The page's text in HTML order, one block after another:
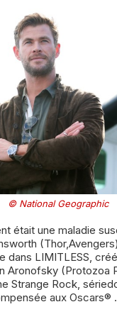
© National Geographic
dans LIMITLESS,
Aronofsky (Protozoa
Strange Rock,
aux Oscars® .